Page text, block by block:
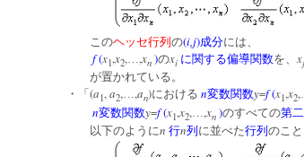
このヘッセ行列 の(i,j)成分には、
f(x1,x2,…,xn )のxi に関する偏導関数を、xj
が置かれている。
・「 (a 1,a2,…,an)における n変数関数y=f(x1,x2,
n変数関数y=f(x1,x2, ,xn )のすべての第
以下のようにn 行n列 に並べた行列 のこと